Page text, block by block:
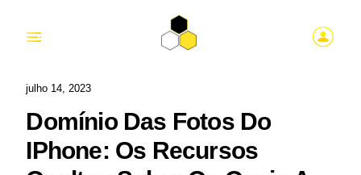
julho 14, 2023
Domínio Das Fotos Do
IPhone: Os Recursos